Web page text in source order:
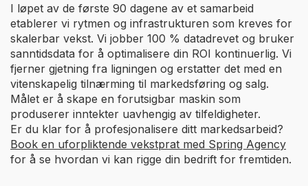
I løpet av de første 90 dagene av et samarbeid
etablerer vi rytmen og infrastrukturen som kreves for
skalerbar vekst. Vi jobber 100 % datadrevet og bruker
sanntidsdata for å optimalisere din ROI kontinuerlig. Vi
fjerner gjetning fra ligningen og erstatter det med en
vitenskapelig tilnærming til markedsføring og salg.
Målet er å skape en forutsigbar maskin som
produserer inntekter uavhengig av tilfeldigheter.
Er du klar for å profesjonalisere ditt markedsarbeid?
Book en uforpliktende vekstprat med Spring Agency
for å se hvordan vi kan rigge din bedrift for fremtiden.